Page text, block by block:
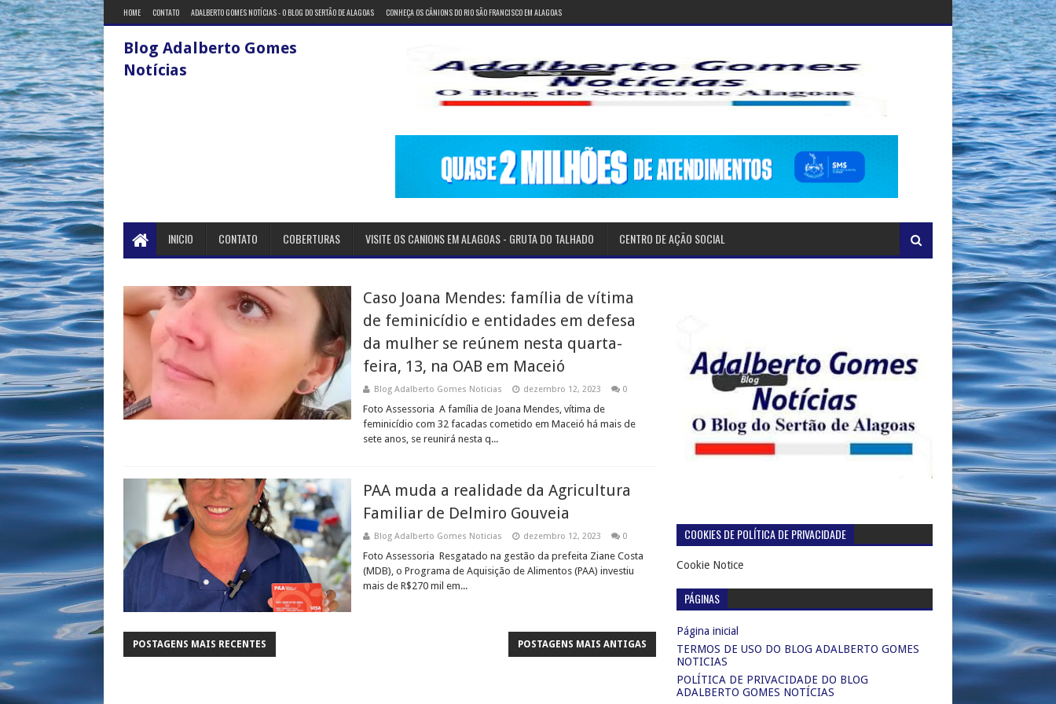
HOME CONTATO ADALBERTO GOMES NOTÍCIAS - O BLOG DO SERTÃO DE ALAGOAS CONHEÇA OS CÂNIONS DO RIO SÃO FRANCISCO EM ALAGOAS
Blog Adalberto Gomes
Notícias
INICIO CONTATO COBERTURAS VISITE OS CANIONS EM ALAGOAS - GRUTA DO TALHADO CENTRO DE AÇÃO SOCIAL
Caso Joana Mendes: família de vítima
de feminicídio e entidades em defesa
da mulher se reúnem nesta quarta-
feira, 13, na OAB em Maceió
Blog Adalberto Gomes Noticias dezembro 12, 2023 0
Foto Assessoria A família de Joana Mendes, vítima de
feminicídio com 32 facadas cometido em Maceió há mais de
sete anos, se reunirá nesta q...
PAA muda a realidade da Agricultura
Familiar de Delmiro Gouveia
Blog Adalberto Gomes Noticias dezembro 12, 2023 0
Foto Assessoria Resgatado na gestão da prefeita Ziane Costa
(MDB), o Programa de Aquisição de Alimentos (PAA) investiu
mais de R$270 mil em...
POSTAGENS MAIS RECENTES POSTAGENS MAIS ANTIGAS
COOKIES DE POLÍTICA DE PRIVACIDADE
Cookie Notice
PÁGINAS
Página inicial
TERMOS DE USO DO BLOG ADALBERTO GOMES
NOTICIAS
POLÍTICA DE PRIVACIDADE DO BLOG
ADALBERTO GOMES NOTÍCIAS